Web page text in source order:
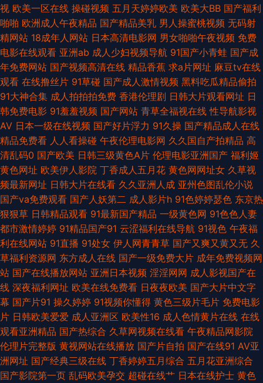
欧洲一区二区 午夜伦理香蕉 91视频cn 激情五月综合网 日韩磁力链接 中文字
幕9在线看 白丝足交 黄色电影链接 青青视频久久 性欧美色 91新址 豆花视频
不卡 久久宗和a 日韩激情福利 av天堂色影 韩日无码射 日本高清乱 亚洲色情
一二区 av网站观看 国产又色又爽视频 内射美女九色91 五月天亚州色图 91熟
妇探花 精品挑选伊人国产 变态另类网 九一看片不用下载 在线a久青草视频
超碰在线奸海角 激情人妻三级 人人摸日日操 午夜香蕉影院 俺来也俺去夜 久
草福利资源网 日本毛不卡 91传媒视频网站 成人a高清免费版 激情在线网 欧
美性爱天天影院 亚洲超清有码 99福利精品密臀 精东一级片aV 日本特黄视频
伊人淫乱影视 AV国际电影网站 国产自拍偷偷视频 欧美成人α 网站黄αva 91
在线观看原创 美日青青肏 婷婷五月份影视 日本成人电影 爱豆福利导航网 韩
国日本视频 午夜av免费 韩国AV五码高清 精品探花 69Av片 成人自拍论坛 青
娱乐AV首页 91成人在线 超碰人人操91 91视频新地址 韩国盗摄视频 青草视
屏 亚洲社区电影 岛国搬运最新网址 美女人人摸人人操 av男人天堂手机 九一
视 欧美一区在线 操碰视频 五月天婷婷欧美 欧美大BB 国产福利
啪啪 欧洲成人午夜精品 国产精品美乳 男人操蜜桃视频 无码射
精网站 18成年人网站 日本高清电影网 男女啪啪午夜视频 免费
电影在线观看 亚洲ab 成人少妇视频导航 91国产小青蛙 国产成
年免费网站 国产视频高清在线 精品香蕉 求a片网址 麻豆tv在线
观看 在线撸丝片 91草碰 国产成人激情视频 黑料吃瓜精品偷拍
91大神合集 成人拍拍拍免费 香港伦理剧 日韩大片观看网址 日
韩免费电影 91羞羞视频 国产网站 青草全福视在线 性导航影视
AV 日本一级在线视频 国产好片浮力 91久操 国产精品成人在线
精品免费看 人人看操碰 午夜伦理电影网 久久国自产拍精品 高
清乱码0 国产欧美 日韩三级黄色A片 伦理电影亚洲国产 福利姬
黄色网址 欧美伊人影院 丁香成人五月花 黄色网网址女 久草视
频最新网址 日韩大片在线看 久久亚洲人成 亚州色图乱伦小说
国产va免费观看 国产人妖第二 成人影片h 91色婷婷瑟色 东京热
狠狠草 日韩精品观看 91最新国产精品 一级黄色网 91色色人妻
都市激情婷婷 91精品国产91 云涩福利在线导航 91视色 午夜福
利在线网站 91直播 91处女 伊人网青青草 国产又爽又黄又无 久
草福利资源网 东方成人在线 国产一级免费大片 成年免费视频网
站 国产在线播放网站 亚洲日本视频 淫淫网网 成人影视国产在
线 深夜福利网址 欧美在线免费看 日夜夜欧美 国产大片中文字
幕 国产片91 操久婷婷 91视频你懂得 黄色三级片毛片 免费电影
片 日韩欧美爱爱 成人亚洲区 欧美性16 成人色情黄片在线 在线
观看亚洲精品 国产热综合 久草网视频在线看 午夜精品网影院
伦理片完整版 黄视网站在线播放 国产片自拍 国产在线91 AV亚
洲网址 国产经典三级在线 丁香婷婷五月综合 五月花亚洲综合
国产影院第一页 乱码欧美孕交 超碰在线艹 日本在线护士 黄色